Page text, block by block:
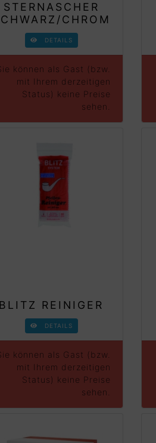
STERNASCHER
CHROM
DETAILS
können als Gast (bzw.
mit Ihrem derzeitigen
Status) keine Preise
sehen.
BLITZ REINIGER
DETAILS
können als Gast (bzw.
mit Ihrem derzeitigen
Status) keine Preise
sehen.